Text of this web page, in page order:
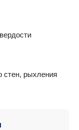
стен, рыхления